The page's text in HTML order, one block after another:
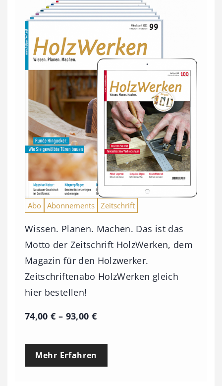
Abo Abonnements Zeitschrift
Wissen. Planen. Machen. Das ist das
Motto der Zeitschrift HolzWerken, dem
Magazin für den Holzwerker.
Zeitschriftenabo HolzWerken gleich
hier bestellen!
74,00€ – 93,00 €P
e
Mehr Erfahren